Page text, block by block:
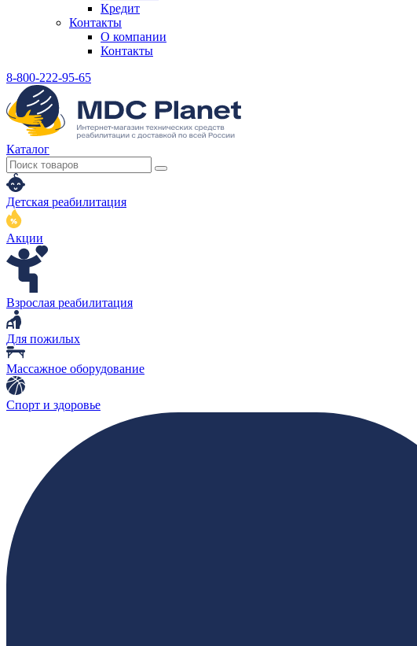
Кредит
Контакты
О компании
Контакты
8-800-222-95-65
Каталог
Детская реабилитация
Акции
Взрослая реабилитация
Для пожилых
Массажное оборудование
Спорт и здоровье